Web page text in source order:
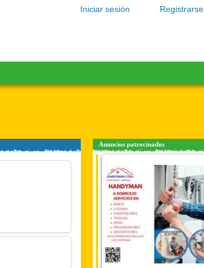
Registrarse
Iniciar sesión
Anuncios patrocinados